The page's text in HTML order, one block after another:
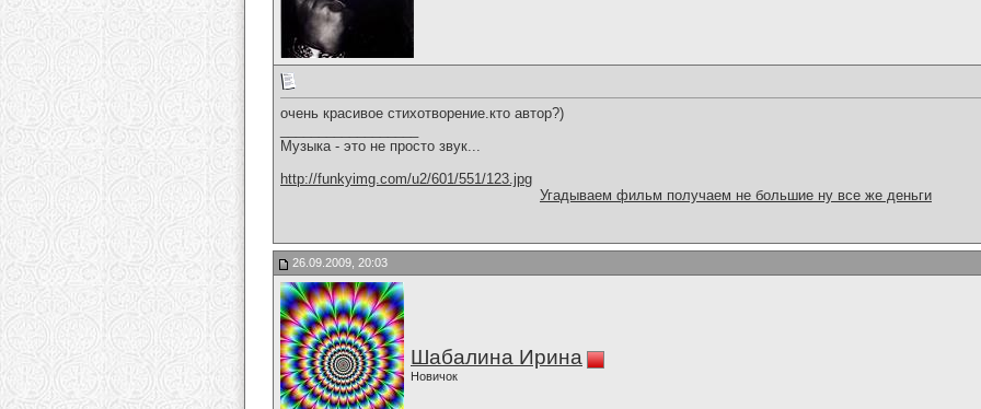
очень красивое стихотворение.кто автор?)
Музыка - это не просто звук...
http://funkyimg.com/u2/601/551/123.jpg
Угадываем фильм получаем не большие ну все же деньги
26.09.2009, 20:03
Шабалина Ирина
Новичок